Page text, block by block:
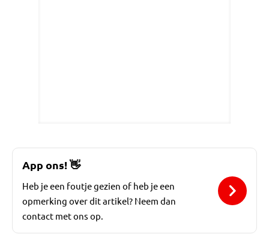
App ons!👋
Heb je een foutje gezien of heb je een
opmerking over dit artikel? Neem dan
contact met ons op.